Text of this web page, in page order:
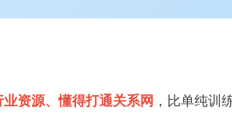
业资源、懂得打通关系网 ，比单纯训